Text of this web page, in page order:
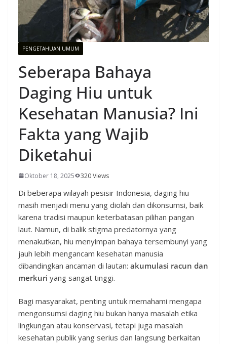
PENGETAHUAN UMUM
Seberapa Bahaya
Daging Hiu untuk
Kesehatan Manusia? Ini
Fakta yang Wajib
Diketahui
Oktober 18, 2025 320 Views
Di beberapa wilayah pesisir Indonesia, daging hiu
masih menjadi menu yang diolah dan dikonsumsi, baik
karena tradisi maupun keterbatasan pilihan pangan
laut. Namun, di balik stigma predatornya yang
menakutkan, hiu menyimpan bahaya tersembunyi yang
jauh lebih mengancam kesehatan manusia
dibandingkan ancaman di lautan: akumulasi racun dan
merkuri yang sangat tinggi.
Bagi masyarakat, penting untuk memahami mengapa
mengonsumsi daging hiu bukan hanya masalah etika
lingkungan atau konservasi, tetapi juga masalah
kesehatan publik yang serius dan langsung berkaitan